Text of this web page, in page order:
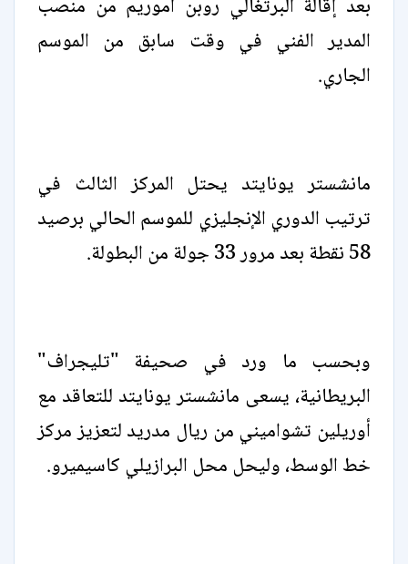
بعد إقالة البرتغالي روبن أموريم من منصب
المدير الفني في وقت سابق من الموسم
الجاري.
مانشستر يونايتد يحتل المركز الثالث في
ترتيب الدوري الإنجليزي للموسم الحالي برصيد
58 نقطة بعد مرور 33 جولة من البطولة.
وبحسب ما ورد في صحيفة "تليجراف"
البريطانية، يسعى مانشستر يونايتد للتعاقد مع
أوريلين تشواميني من ريال مدريد لتعزيز مركز
خط الوسط، وليحل محل البرازيلي كاسيميرو.